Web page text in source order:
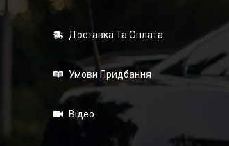
Доставка Та Оплата
Умови Придбання
Відео